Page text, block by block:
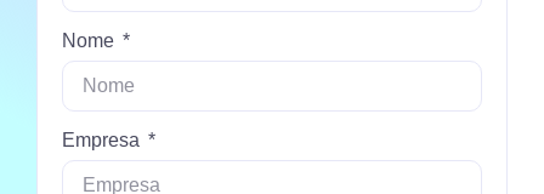
Nome
Empresa